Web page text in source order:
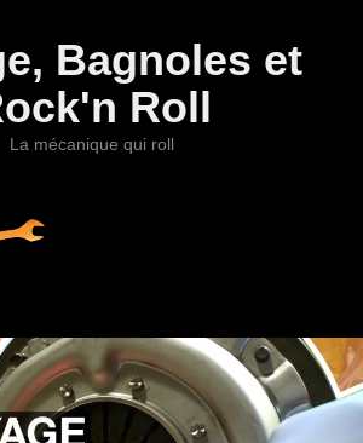
Bagnoles et
Roll
La mécanique qui roll